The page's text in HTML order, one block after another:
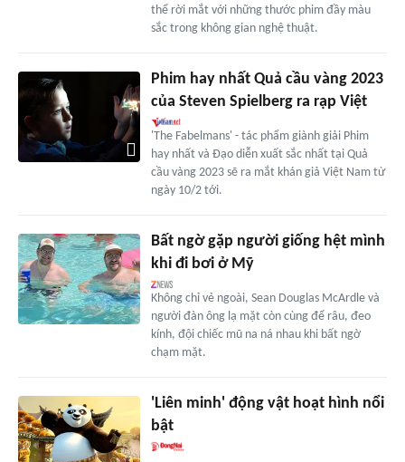
thể rời mắt với những thước phim đầy màu
sắc trong không gian nghệ thuật.
Phim hay nhất Quả cầu vàng 2023
của Steven Spielberg ra rạp Việt
'The Fabelmans' - tác phẩm giành giải Phim
hay nhất và Đạo diễn xuất sắc nhất tại Quả
cầu vàng 2023 sẽ ra mắt khán giả Việt Nam từ
ngày 10/2 tới.
Bất ngờ gặp người giống hệt mình
khi đi bơi ở Mỹ
Không chỉ vẻ ngoài, Sean Douglas McArdle và
người đàn ông lạ mặt còn cùng để râu, đeo
kính, đội chiếc mũ na ná nhau khi bất ngờ
chạm mặt.
'Liên minh' động vật hoạt hình nổi
bật